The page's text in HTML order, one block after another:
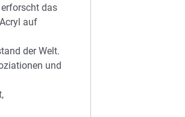
das
auf
der Welt.
und